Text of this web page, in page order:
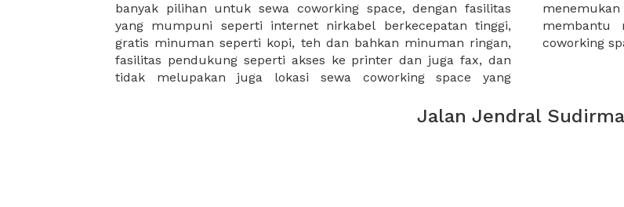
banyak pilihan untuk sewa coworking space, dengan fasilitas
yang mumpuni seperti internet nirkabel berkecepatan tinggi,
gratis minuman seperti kopi, teh dan bahkan minuman ringan,
fasilitas pendukung seperti akses ke printer dan juga fax, dan
tidak melupakan juga lokasi sewa coworking space yang
menemukan komunitas atau jaringan bisnis yang dapat
membantu mengembangkan bisnis Anda ketika bekerja di
coworking
Jalan Jendral